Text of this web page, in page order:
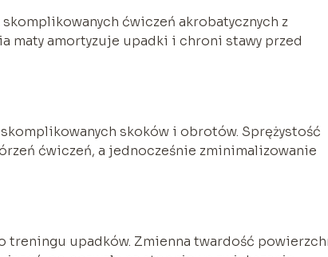
ćwiczeń akrobatycznych z
maty amortyzuje upadki i chroni stawy przed
skoków i obrotów. Sprężystość
ćwiczeń, a jednocześnie zminimalizowanie
treningu upadków. Zmienna twardość